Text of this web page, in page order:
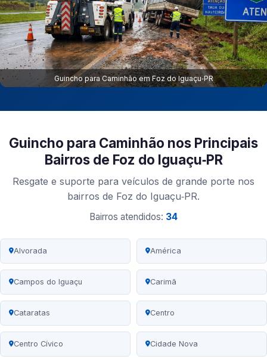
Guincho para Caminhão em Foz do Iguaçu‑PR
Guincho para Caminhão nos Principais
Bairros de Foz do Iguaçu‑PR
Resgate e suporte para veículos de grande porte nos
bairros de Foz do Iguaçu‑PR.
Bairros atendidos: 34
Alvorada América
Campos do Iguaçu Carimã
Cataratas Centro
Centro Cívico Cidade Nova